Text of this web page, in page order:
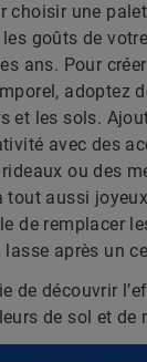
choisir une
les goûts de
ans. Pour
adoptez
et les sols.
avec des
ou des
tout aussi
de remplacer
lasse après un
de découvrir
de sol et de